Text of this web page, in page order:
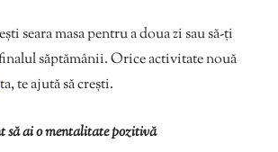
seara masa pentru a doua zi sau să-ți
săptămânii. Orice activitate nouă
ta, te ajută să crești.
să ai o mentalitate pozitivă